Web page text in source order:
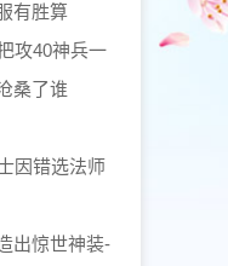
有胜算
攻40神兵一
桑了谁
因错选法师
出惊世神装-